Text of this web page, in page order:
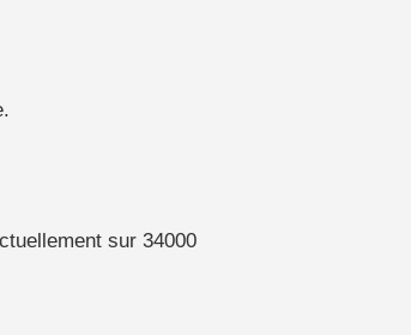
sur 34000